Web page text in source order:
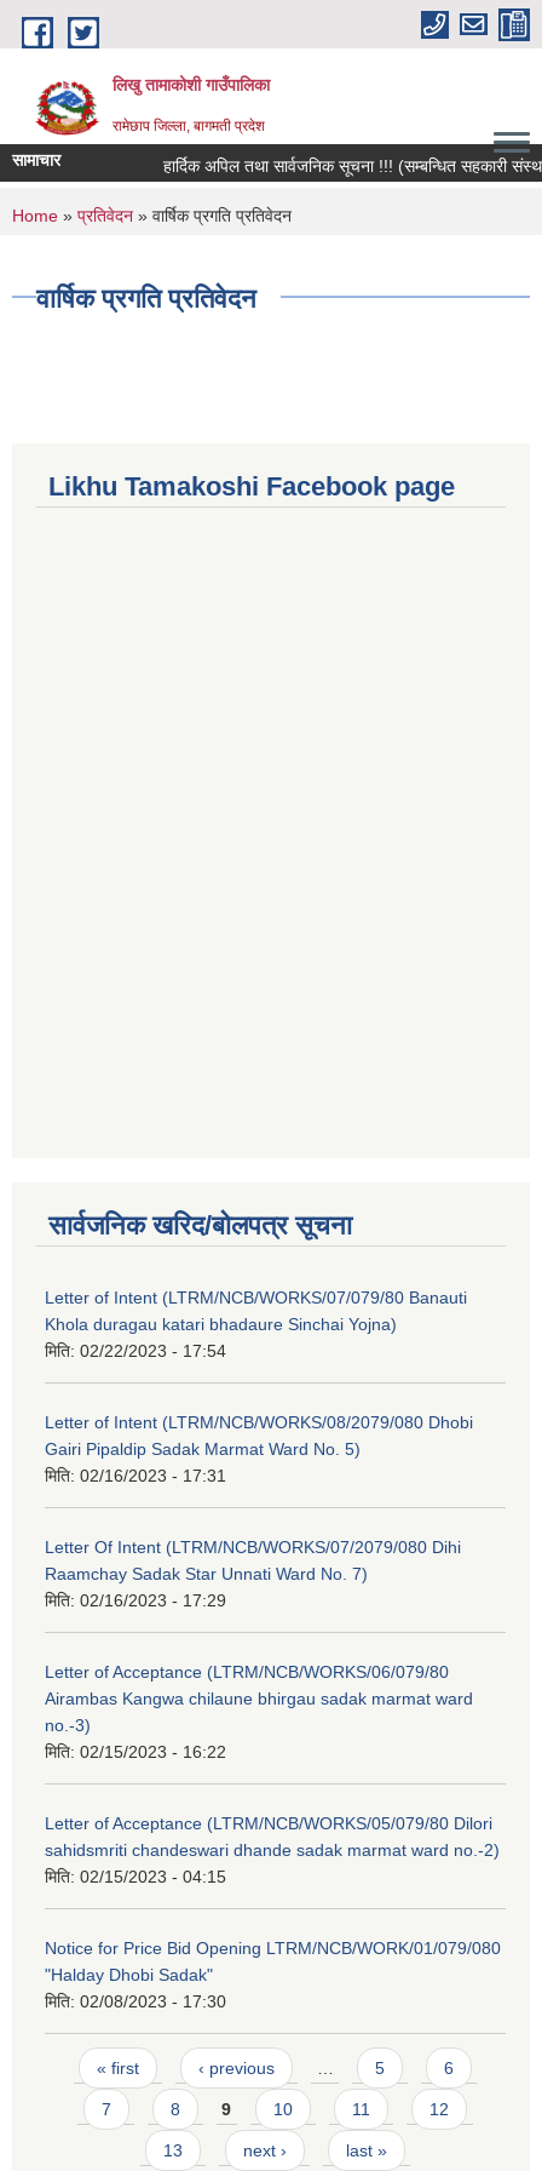
Skip to main content
लिखु तामाकोशी गाउँपालिका
रामेछाप जिल्ला, बागमती प्रदेश
सामाचार हार्दिक अपिल तथा सार्वजनिक सूचना !!! (सम्बन्धित सहकारी
You are here
Home » प्रतिवेदन » वार्षिक प्रगति प्रतिवेदन
वार्षिक प्रगति प्रतिवेदन
Likhu Tamakoshi Facebook page
सार्वजनिक खरिद/बोलपत्र सूचना
Letter of Intent (LTRM/NCB/WORKS/07/079/80 Banauti
Khola duragau katari bhadaure Sinchai Yojna)
मिति: 02/22/2023 - 17:54
Letter of Intent (LTRM/NCB/WORKS/08/2079/080 Dhobi
Gairi Pipaldip Sadak Marmat Ward No. 5)
मिति: 02/16/2023 - 17:31
Letter Of Intent (LTRM/NCB/WORKS/07/2079/080 Dihi
Raamchay Sadak Star Unnati Ward No. 7)
मिति: 02/16/2023 - 17:29
Letter of Acceptance (LTRM/NCB/WORKS/06/079/80
Airambas Kangwa chilaune bhirgau sadak marmat ward
no.-3)
मिति: 02/15/2023 - 16:22
Letter of Acceptance (LTRM/NCB/WORKS/05/079/80 Dilori
sahidsmriti chandeswari dhande sadak marmat ward no.-2)
मिति: 02/15/2023 - 04:15
Notice for Price Bid Opening LTRM/NCB/WORK/01/079/080
"Halday Dhobi Sadak"
मिति: 02/08/2023 - 17:30
Pages
« first ‹ previous 5 6
7 8 9 10 11 12
13 next › last »